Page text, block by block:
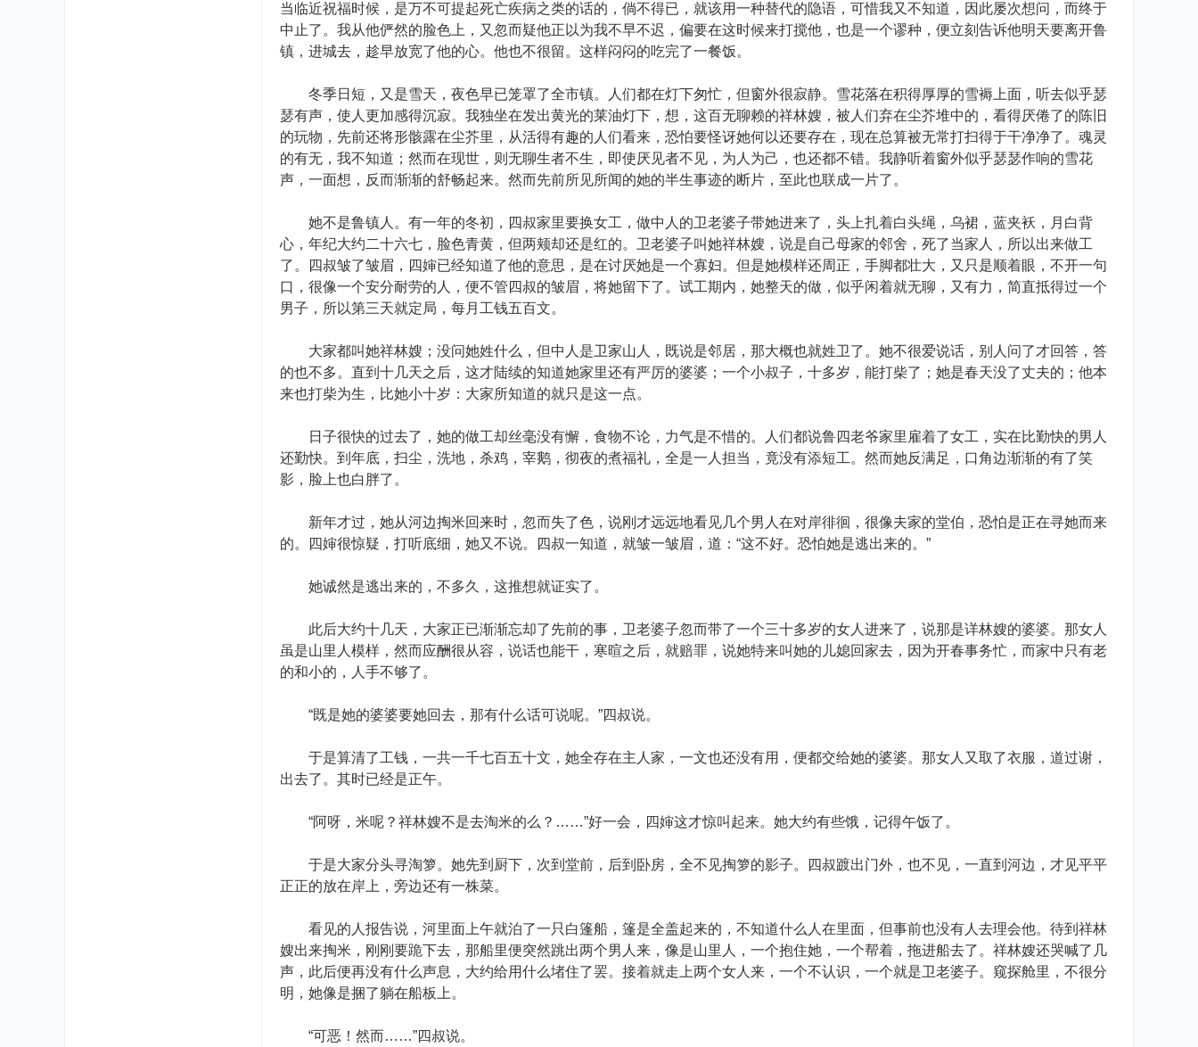
当临近祝福时候，是万不可提起死亡疾病之类的话的，倘不得已，就该用一种替代的隐语，可惜我又不知道，因此屡次想问，而终于
中止了。我从他俨然的脸色上，又忽而疑他正以为我不早不迟，偏要在这时候来打搅他，也是一个谬种，便立刻告诉他明天要离开鲁
镇，进城去，趁早放宽了他的心。他也不很留。这样闷闷的吃完了一餐饭。
冬季日短，又是雪天，夜色早已笼罩了全市镇。人们都在灯下匆忙，但窗外很寂静。雪花落在积得厚厚的雪褥上面，听去似乎瑟
瑟有声，使人更加感得沉寂。我独坐在发出黄光的莱油灯下，想，这百无聊赖的祥林嫂，被人们弃在尘芥堆中的，看得厌倦了的陈旧
的玩物，先前还将形骸露在尘芥里，从活得有趣的人们看来，恐怕要怪讶她何以还要存在，现在总算被无常打扫得于干净净了。魂灵
的有无，我不知道；然而在现世，则无聊生者不生，即使厌见者不见，为人为己，也还都不错。我静听着窗外似乎瑟瑟作响的雪花
声，一面想，反而渐渐的舒畅起来。然而先前所见所闻的她的半生事迹的断片，至此也联成一片了。
她不是鲁镇人。有一年的冬初，四叔家里要换女工，做中人的卫老婆子带她进来了，头上扎着白头绳，乌裙，蓝夹袄，月白背
心，年纪大约二十六七，脸色青黄，但两颊却还是红的。卫老婆子叫她祥林嫂，说是自己母家的邻舍，死了当家人，所以出来做工
了。四叔皱了皱眉，四婶已经知道了他的意思，是在讨厌她是一个寡妇。但是她模样还周正，手脚都壮大，又只是顺着眼，不开一句
口，很像一个安分耐劳的人，便不管四叔的皱眉，将她留下了。试工期内，她整天的做，似乎闲着就无聊，又有力，简直抵得过一个
男子，所以第三天就定局，每月工钱五百文。
大家都叫她祥林嫂；没问她姓什么，但中人是卫家山人，既说是邻居，那大概也就姓卫了。她不很爱说话，别人问了才回答，答
的也不多。直到十几天之后，这才陆续的知道她家里还有严厉的婆婆；一个小叔子，十多岁，能打柴了；她是春天没了丈夫的；他本
来也打柴为生，比她小十岁：大家所知道的就只是这一点。
日子很快的过去了，她的做工却丝毫没有懈，食物不论，力气是不惜的。人们都说鲁四老爷家里雇着了女工，实在比勤快的男人
还勤快。到年底，扫尘，洗地，杀鸡，宰鹅，彻夜的煮福礼，全是一人担当，竟没有添短工。然而她反满足，口角边渐渐的有了笑
影，脸上也白胖了。
新年才过，她从河边掏米回来时，忽而失了色，说刚才远远地看见几个男人在对岸徘徊，很像夫家的堂伯，恐怕是正在寻她而来
的。四婶很惊疑，打听底细，她又不说。四叔一知道，就皱一皱眉，道：“这不好。恐怕她是逃出来的。”
她诚然是逃出来的，不多久，这推想就证实了。
此后大约十几天，大家正已渐渐忘却了先前的事，卫老婆子忽而带了一个三十多岁的女人进来了，说那是详林嫂的婆婆。那女人
虽是山里人模样，然而应酬很从容，说话也能干，寒暄之后，就赔罪，说她特来叫她的儿媳回家去，因为开春事务忙，而家中只有老
的和小的，人手不够了。
“既是她的婆婆要她回去，那有什么话可说呢。”四叔说。
于是算清了工钱，一共一千七百五十文，她全存在主人家，一文也还没有用，便都交给她的婆婆。那女人又取了衣服，道过谢，
出去了。其时已经是正午。
“阿呀，米呢？祥林嫂不是去淘米的么？……”好一会，四婶这才惊叫起来。她大约有些饿，记得午饭了。
于是大家分头寻淘箩。她先到厨下，次到堂前，后到卧房，全不见掏箩的影子。四叔踱出门外，也不见，一直到河边，才见平平
正正的放在岸上，旁边还有一株菜。
看见的人报告说，河里面上午就泊了一只白篷船，篷是全盖起来的，不知道什么人在里面，但事前也没有人去理会他。待到祥林
嫂出来掏米，刚刚要跪下去，那船里便突然跳出两个男人来，像是山里人，一个抱住她，一个帮着，拖进船去了。祥林嫂还哭喊了几
声，此后便再没有什么声息，大约给用什么堵住了罢。接着就走上两个女人来，一个不认识，一个就是卫老婆子。窥探舱里，不很分
明，她像是捆了躺在船板上。
“可恶！然而……”四叔说。